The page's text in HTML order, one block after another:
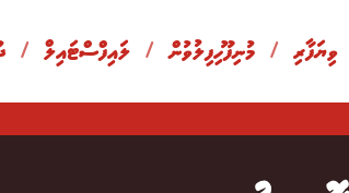
ވިޔަފާރި / މުނިފޫހިފިލުވުން / ލައިފްސްޓައިލް /